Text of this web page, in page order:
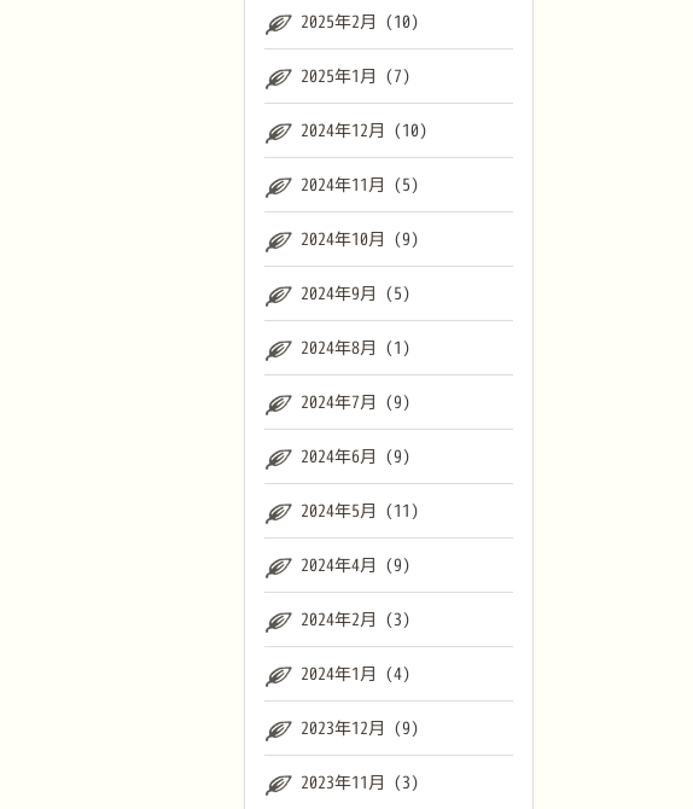
2025年2月 (10)
2025年1月 (7)
2024年12月 (10)
2024年11月 (5)
2024年10月 (9)
2024年9月 (5)
2024年8月 (1)
2024年7月 (9)
2024年6月 (9)
2024年5月 (11)
2024年4月 (9)
2024年2月 (3)
2024年1月 (4)
2023年12月 (9)
2023年11月 (3)